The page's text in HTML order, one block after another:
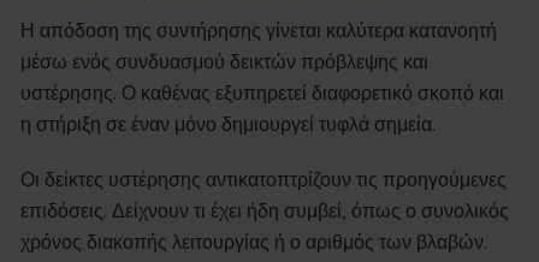
Η απόδοση της συντήρησης γίνεται καλύτερα κατανοητή
μέσω ενός συνδυασμού δεικτών πρόβλεψης και
υστέρησης. Ο καθένας εξυπηρετεί διαφορετικό σκοπό και
η στήριξη σε έναν μόνο δημιουργεί τυφλά σημεία.
Οι δείκτες υστέρησης αντικατοπτρίζουν τις προηγούμενες
επιδόσεις. Δείχνουν τι έχει ήδη συμβεί, όπως ο συνολικός
χρόνος διακοπής λειτουργίας ή ο αριθμός των βλαβών.